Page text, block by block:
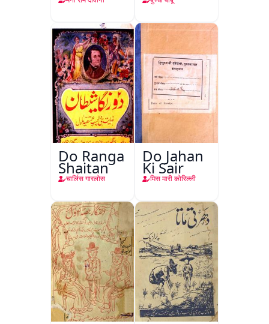
Do Ranga
Shaitan
चार्लिस गारलोस
Do Jahan
Ki Sair
मिस मारी कोरिल्ली